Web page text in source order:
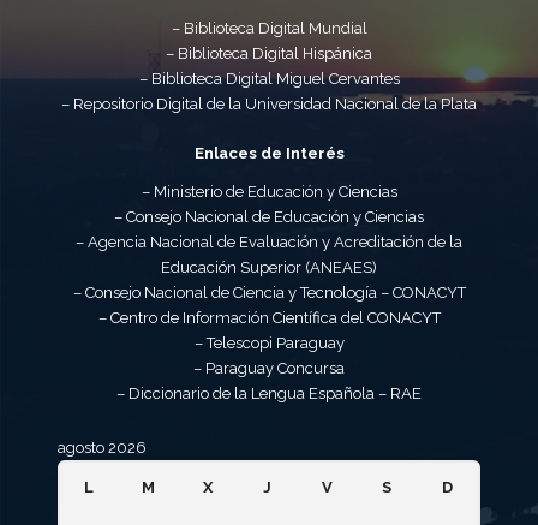
– Biblioteca Digital Mundial
– Biblioteca Digital Hispánica
– Biblioteca Digital Miguel Cervantes
– Repositorio Digital de la Universidad Nacional de la Plata
Enlaces de Interés
– Ministerio de Educación y Ciencias
– Consejo Nacional de Educación y Ciencias
– Agencia Nacional de Evaluación y Acreditación de la
Educación Superior (ANEAES)
– Consejo Nacional de Ciencia y Tecnología – CONACYT
– Centro de Información Científica del CONACYT
– Telescopi Paraguay
– Paraguay Concursa
– Diccionario de la Lengua Española – RAE
agosto 2026
L M X J V S D